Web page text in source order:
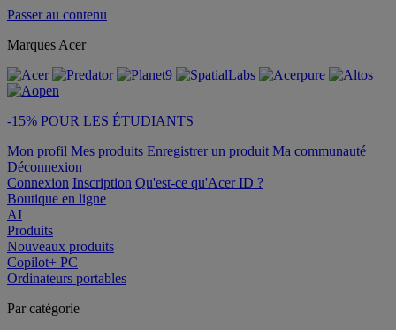
Passer au contenu
Marques Acer
-15% POUR LES ÉTUDIANTS
Mon profil Mes produits Enregistrer un produit Ma communauté
Déconnexion
Connexion Inscription Qu'est-ce qu'Acer ID ?
Boutique en ligne
AI
Produits
Nouveaux produits
Copilot+ PC
Ordinateurs portables
Par catégorie